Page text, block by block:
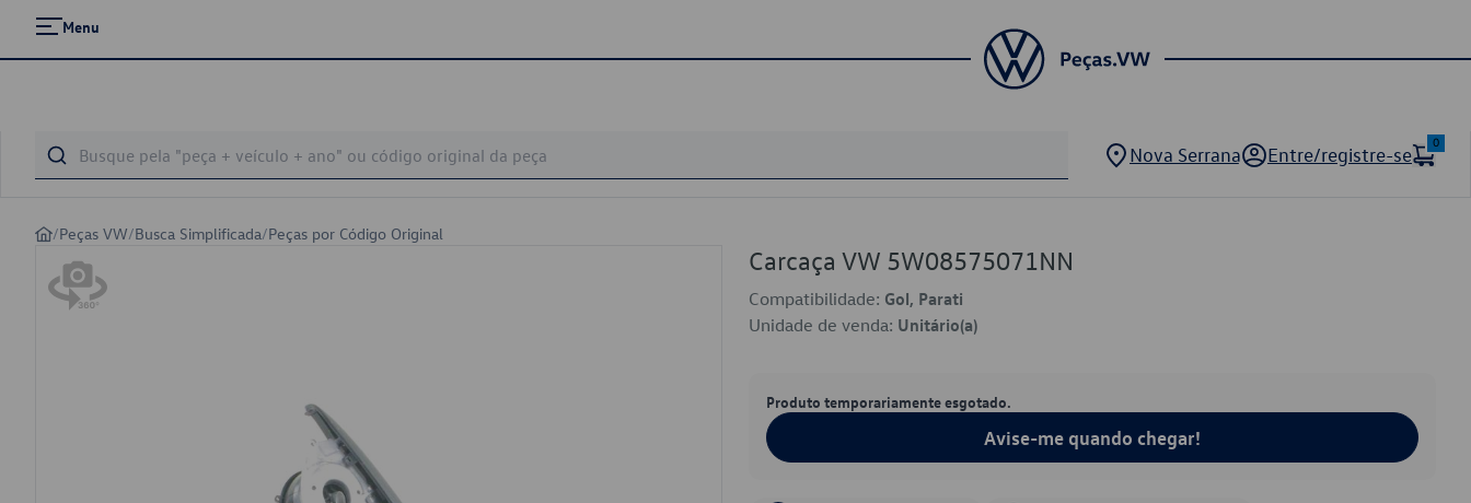
Menu
Nova Serrana Entre/registre-se
0
/Peças VW/Busca Simplificada/Peças por Código Original
Carcaça VW 5W08575071NN
Compatibilidade: Gol, Parati
Unidade de venda: Unitário(a)
Produto temporariamente esgotado.
Avise-me quando chegar!